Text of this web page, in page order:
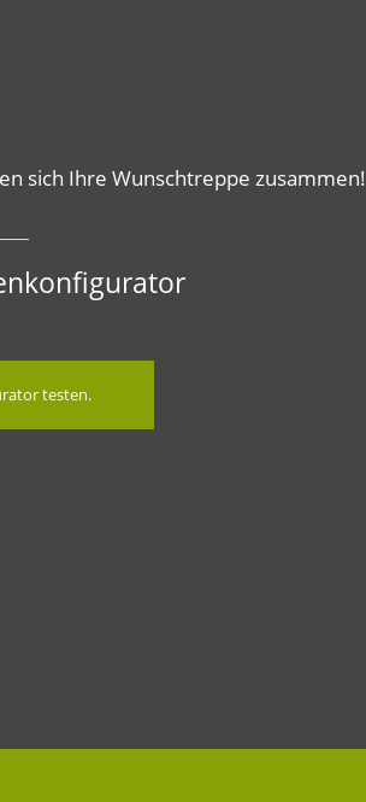
sich Ihre Wunschtreppe zusammen!
testen.